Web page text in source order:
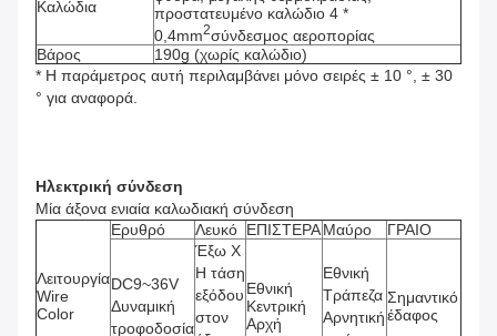
Καλώδια
προστατευμένο καλώδιο 4 *
0,4mm2σύνδεσμος αεροπορίας
Βάρος
190g (χωρίς καλώδιο)
* Η παράμετρος αυτή περιλαμβάνει μόνο σειρές ± 10 °, ± 30
° για αναφορά.
Ηλεκτρική σύνδεση
Μία άξονα ενιαία καλωδιακή σύνδεση
Λειτουργία
Wire
Color
Ερυθρό Λευκό ΕΠΙΣΤΕΡΑΜαύρο ΓΡΑΙΟ
DC9~36V
Δυναμική
τροφοδοσία
Έξω X
Η τάση
εξόδου
στον
Εθνική
Κεντρική
Αρχή
Εθνική
Τράπεζα
Αρνητική
Σημαντικό
έδαφος